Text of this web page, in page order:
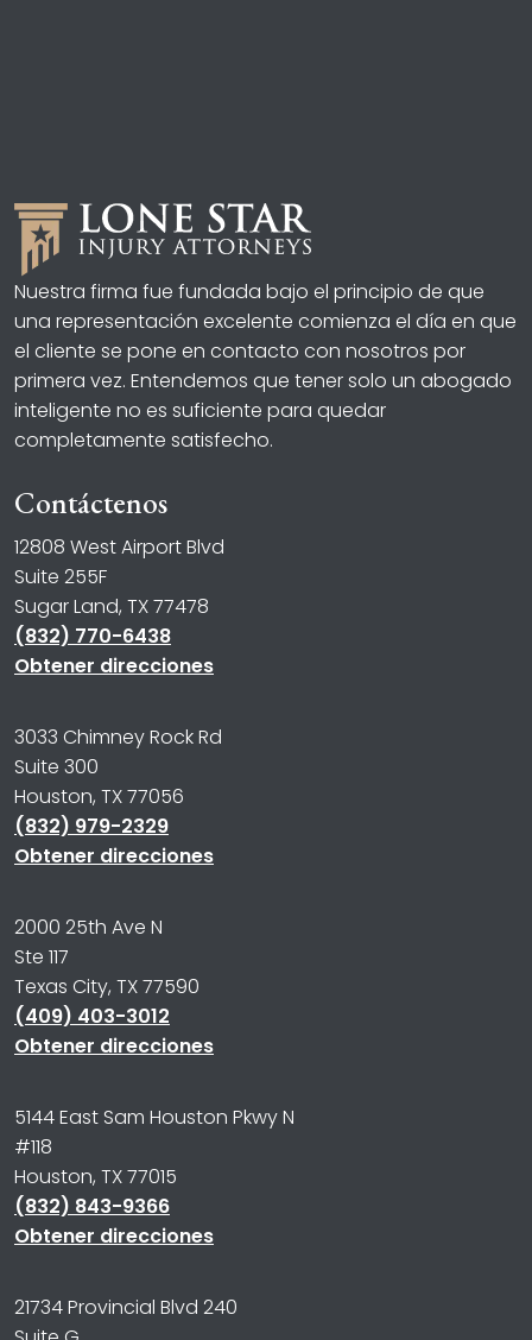
Nuestra firma fue fundada bajo el principio de que
una representación excelente comienza el día en que
el cliente se pone en contacto con nosotros por
primera vez. Entendemos que tener solo un abogado
inteligente no es suficiente para quedar
completamente satisfecho.
Contáctenos
12808 West Airport Blvd
Suite 255F
Sugar Land, TX 77478
(832) 770-6438
Obtener direcciones
3033 Chimney Rock Rd
Suite 300
Houston, TX 77056
(832) 979-2329
Obtener direcciones
2000 25th Ave N
Ste 117
Texas City, TX 77590
(409) 403-3012
Obtener direcciones
5144 East Sam Houston Pkwy N
#118
Houston, TX 77015
(832) 843-9366
Obtener direcciones
21734 Provincial Blvd 240